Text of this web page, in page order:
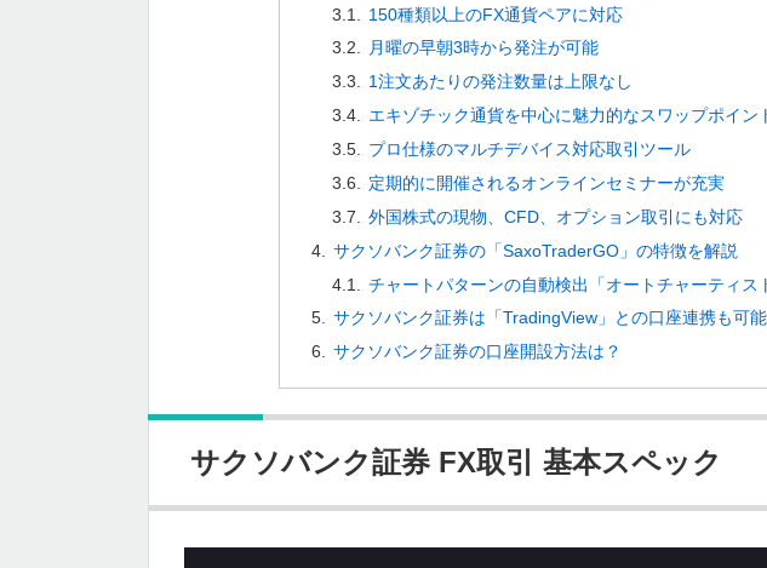
150種類以上のFX通貨ペアに対応
月曜の早朝3時から発注が可能
1注文あたりの発注数量は上限なし
エキゾチック通貨を中心に魅力的なスワップポイン
プロ仕様のマルチデバイス対応取引ツール
定期的に開催されるオンラインセミナーが充実
外国株式の現物、CFD、オプション取引にも対応
サクソバンク証券の「SaxoTraderGO」の特徴を解説
チャートパターンの自動検出「オートチャーティス
サクソバンク証券は「TradingView」との口座連携も可能
サクソバンク証券の口座開設方法は？
サクソバンク証券 FX取引 基本スペック